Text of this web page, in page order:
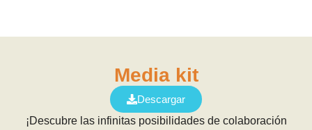
Media kit
Descargar
¡Descubre las infinitas posibilidades de colaboración